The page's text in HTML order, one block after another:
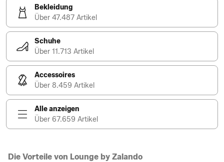
Bekleidung
Über 47.487 Artikel
Schuhe
Über 11.713 Artikel
Accessoires
Über 8.459 Artikel
Alle anzeigen
Über 67.659 Artikel
Die Vorteile von Lounge by Zalando